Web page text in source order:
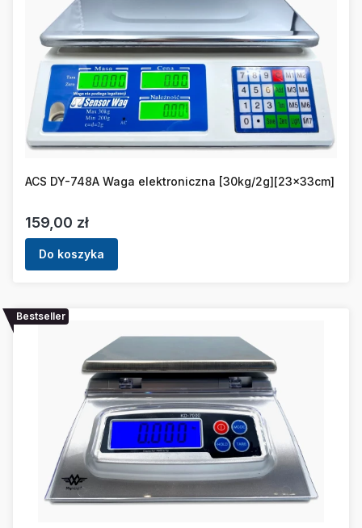
ACS DY-748A Waga elektroniczna [30kg/2g][23x33cm]
Cena
159,00 zł
Do koszyka
Bestseller